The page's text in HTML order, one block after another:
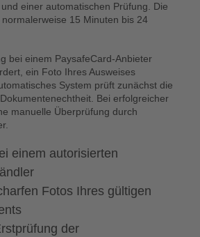
einer automatischen Prüfung. Die
15 Minuten bis 24
bei einem PaysafeCard-Anbieter
ein Foto Ihres Ausweises
System prüft zunächst die
Bei erfolgreicher
manuelle Überprüfung durch
einem autorisierten
Fotos Ihres gültigen
der